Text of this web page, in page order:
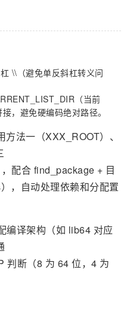
\\（避免单反斜杠转义问
（当前
，避免硬编码绝对路径。
法一（XXX_ROOT）、
配合 find_package + 目
，自动处理依赖和分配置
编译架构（如 lib64 对应
判断（8 为 64 位，4 为